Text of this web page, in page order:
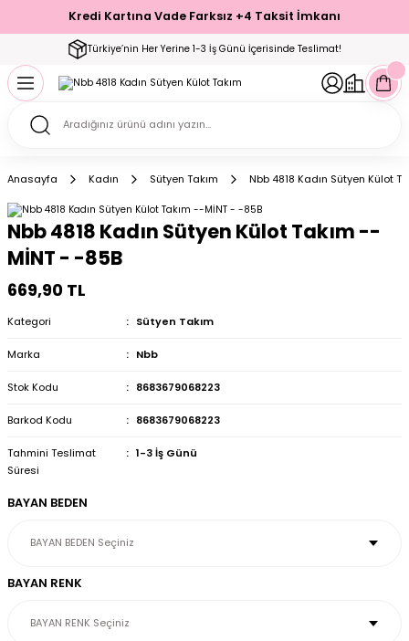
Kredi Kartına Vade Farksız +4 Taksit İmkanı
Türkiye’nin Her Yerine 1-3 İş Günü İçerisinde Teslimat!
Geri Dön
Geri Dön
Geri Dön
Geri Dön
Setler
Geri Dön
Geri Dön
Geri Dön
Çorap
Geri Dön
Geri Dön
Anasayfa Kadın Sütyen Takım Nbb 4818 Kadın Sütyen Külot
Nbb 4818 Kadın Sütyen Külot Takım --
MİNT - -85B
669,90 TL
Kategori Sütyen Takım
Marka Nbb
Stok Kodu 8683679068223
Barkod Kodu 8683679068223
Tahmini Teslimat
Süresi
1-3 İş Günü
BAYAN BEDEN
BAYAN RENK